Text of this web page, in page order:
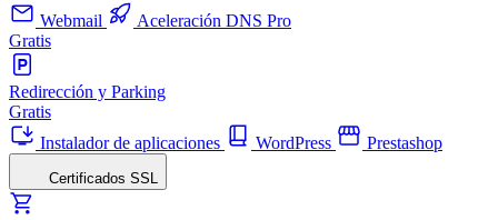
Webmail
Aceleración DNS Pro
Gratis
Redirección y Parking
Gratis
Instalador de aplicaciones
WordPress Prestashop
Certificados SSL